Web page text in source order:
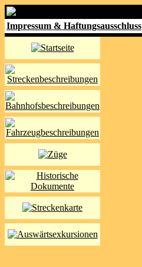
Impressum & Haftungsausschluss